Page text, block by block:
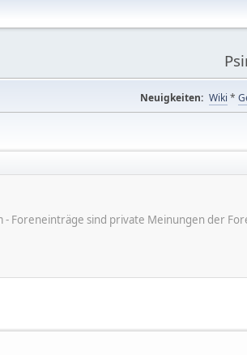
Neuigkeiten: Wiki *
Foreneinträge sind private Meinungen der